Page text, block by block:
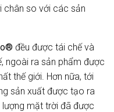
chân so với các sản
đều được tái chế và
ngoài ra sản phẩm được
thế giới. Hơn nữa, tới
sản xuất được tạo ra
lượng mặt trời đã được